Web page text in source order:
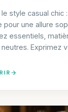
style casual chic
pour une allure
essentiels,
Exprimez